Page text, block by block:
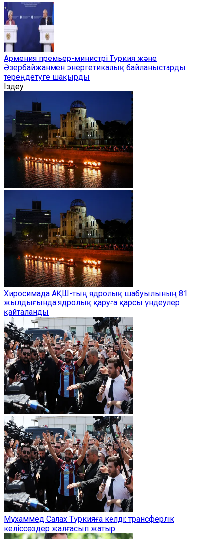
Армения премьер-министрі Түркия және
Әзербайжанмен энергетикалық байланыстарды
тереңдетуге шақырды
Іздеу
Хиросимада АҚШ-тың ядролық шабуылының 81
жылдығында ядролық қаруға қарсы үндеулер
қайталанды
Мұхаммед Салах Түркияға келді: трансферлік
келіссөздер жалғасып жатыр